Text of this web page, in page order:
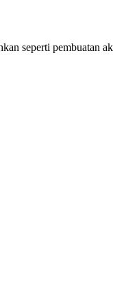
seperti pembuatan